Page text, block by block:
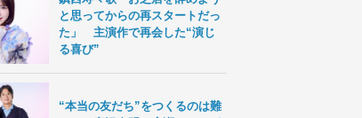
と思ってからの再スタートだっ
た」 主演作で再会した“演じ
る喜び”
“本当の友だち”をつくるのは難